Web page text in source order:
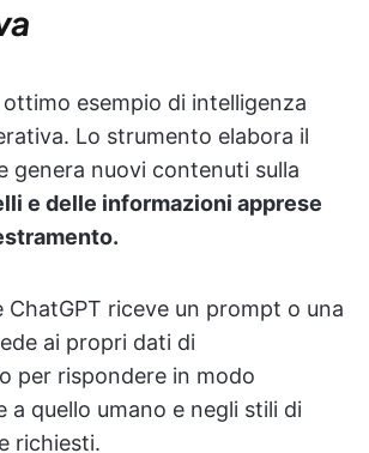
ottimo esempio di intelligenza
Lo strumento elabora il
genera nuovi contenuti sulla
e delle informazioni apprese
ChatGPT riceve un prompt o una
ai propri dati di
per rispondere in modo
a quello umano e negli stili di
richiesti.